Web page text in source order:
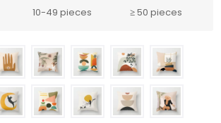
10-49 pieces ≥ 50 pieces